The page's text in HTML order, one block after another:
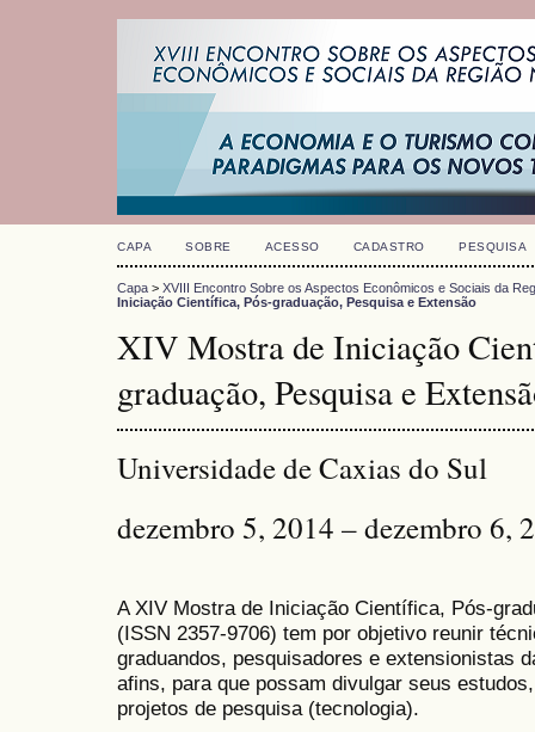
CAPA SOBRE ACESSO CADASTRO PESQUISA
Capa > XVIII Encontro Sobre os Aspectos Econômicos e Sociais da
Iniciação Científica, Pós-graduação, Pesquisa e Extensão
XIV Mostra de Iniciação
graduação, Pesquisa e
Universidade de Caxias do Sul
dezembro 5, 2014 – dezembro 6,
A XIV Mostra de Iniciação Científica, Pós-
(ISSN 2357-9706) tem por objetivo reunir
graduandos, pesquisadores e extensionistas
afins, para que possam divulgar seus
projetos de pesquisa (tecnologia).